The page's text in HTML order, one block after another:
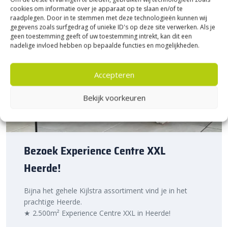
cookies om informatie over je apparaat op te slaan en/of te
raadplegen. Door in te stemmen met deze technologieën kunnen wij
gegevens zoals surfgedrag of unieke ID's op deze site verwerken. Als je
geen toestemming geeft of uw toestemming intrekt, kan dit een
nadelige invloed hebben op bepaalde functies en mogelijkheden.
Accepteren
Bekijk voorkeuren
Bezoek Experience Centre XXL
Heerde!
Bijna het gehele Kijlstra assortiment vind je in het
prachtige Heerde.
★ 2.500m² Experience Centre XXL in Heerde!